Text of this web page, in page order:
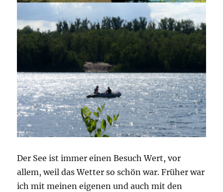
Der See ist immer einen Besuch Wert, vor
allem, weil das Wetter so schön war. Früher war
ich mit meinen eigenen und auch mit den